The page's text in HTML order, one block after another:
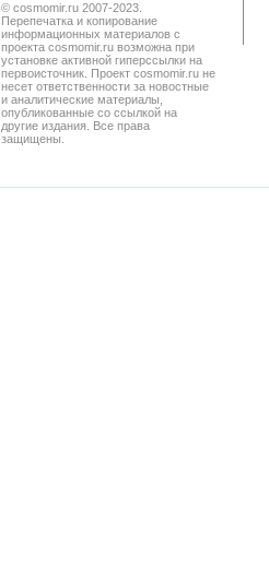
© cosmomir.ru 2007-2023.
Перепечатка и копирование
информационных материалов с
проекта cosmomir.ru возможна при
установке активной гиперссылки на
первоисточник. Проект cosmomir.ru не
несет ответственности за новостные
и аналитические материалы,
опубликованные со ссылкой на
другие издания. Все права
защищены.